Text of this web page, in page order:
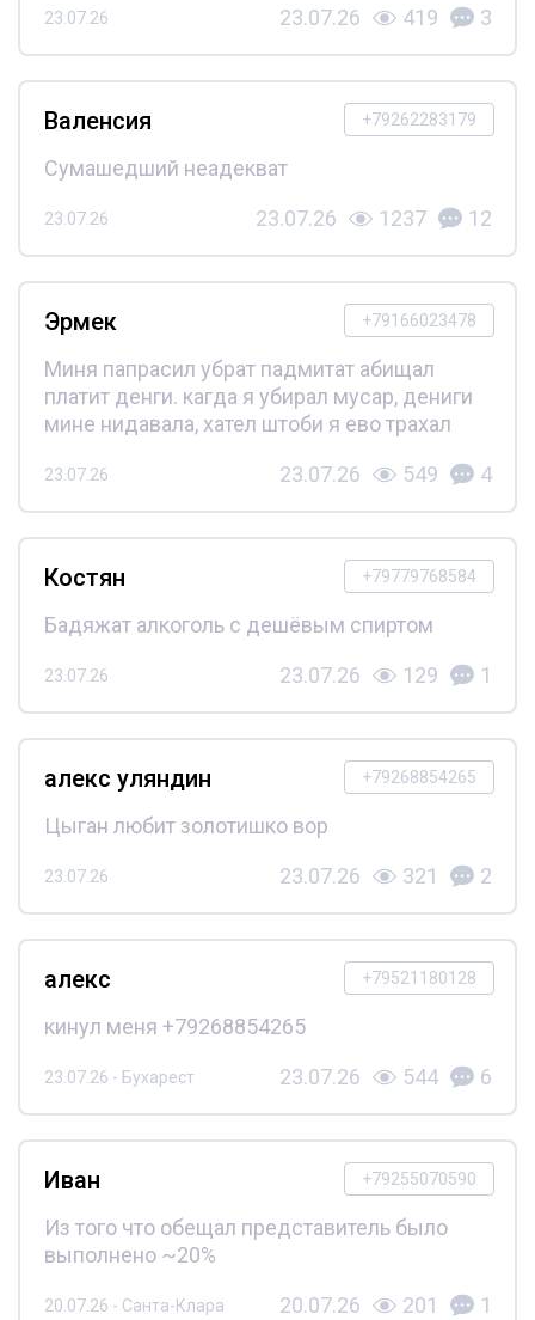
23.07.26 23.07.26 419 3
+79262283179
Валенсия
Сумашедший неадекват
23.07.26 23.07.26 1237 12
+79166023478
Эрмек
Миня папрасил убрат падмитат абищал
платит денги. кагда я убирал мусар, дениги
мине нидавала, хател штоби я ево трахал
23.07.26 23.07.26 549 4
+79779768584
Костян
Бадяжат алкоголь с дешёвым спиртом
23.07.26 23.07.26 129 1
+79268854265
алекс уляндин
Цыган любит золотишко вор
23.07.26 23.07.26 321 2
+79521180128
алекс
кинул меня +79268854265
23.07.26 - Бухарест 23.07.26 544 6
+79255070590
Иван
Из того что обещал представитель было
выполнено ~20%
20.07.26 - Санта-Клара 20.07.26 201 1